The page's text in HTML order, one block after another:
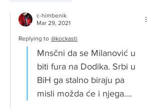
c-himbenik
Mar 29, 2021
Replying to @kockasti
Mnsčni da se Milanović u
biti fura na Dodika. Srbi u
BiH ga stalno biraju pa
misli možda će i njega....